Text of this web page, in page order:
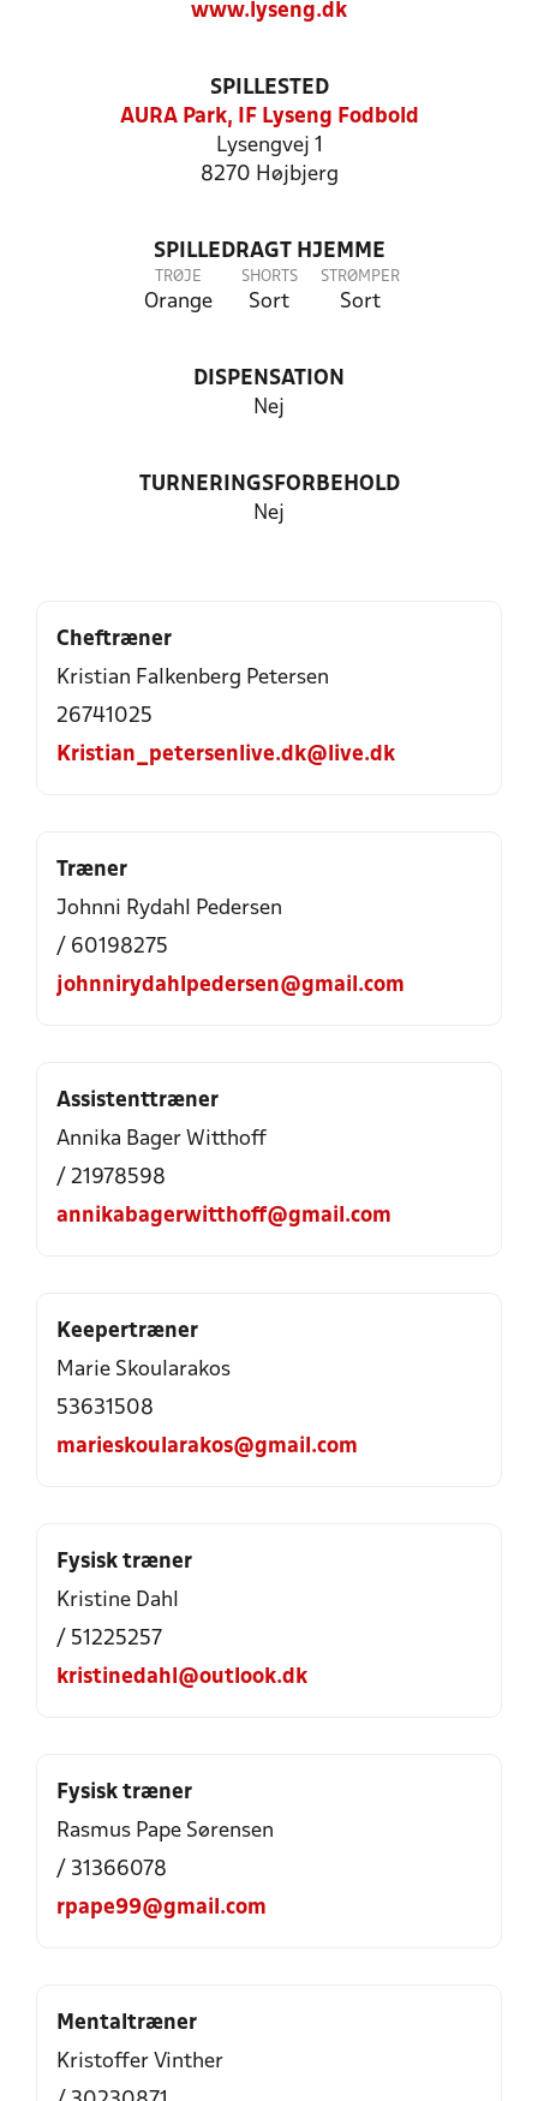
www.lyseng.dk
SPILLESTED
AURA Park, IF Lyseng Fodbold
Lysengvej 1
8270 Højbjerg
SPILLEDRAGT HJEMME
TRØJE
Orange
SHORTS
Sort
STRØMPER
Sort
DISPENSATION
Nej
TURNERINGSFORBEHOLD
Nej
Cheftræner
Kristian Falkenberg Petersen
26741025
Kristian_petersenlive.dk@live.dk
Træner
Johnni Rydahl Pedersen
/ 60198275
johnnirydahlpedersen@gmail.com
Assistenttræner
Annika Bager Witthoff
/ 21978598
annikabagerwitthoff@gmail.com
Keepertræner
Marie Skoularakos
53631508
marieskoularakos@gmail.com
Fysisk træner
Kristine Dahl
/ 51225257
kristinedahl@outlook.dk
Fysisk træner
Rasmus Pape Sørensen
/ 31366078
rpape99@gmail.com
Mentaltræner
Kristoffer Vinther